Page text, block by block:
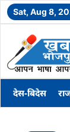
Sat, Aug 8,
देस-बिदेस